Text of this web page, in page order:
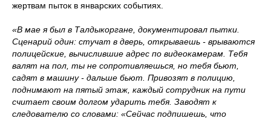
жертвам пыток в январских событиях.
«В мае я был в Талдыкоргане, документировал пытки.
Сценарий один: стучат в дверь, открываешь - врываются
полицейские, вычислившие адрес по видеокамерам. Тебя
валят на пол, ты не сопротивляешься, но тебя бьют,
садят в машину - дальше бьют. Привозят в полицию,
поднимают на пятый этаж, каждый сотрудник на пути
считает своим долгом ударить тебя. Заводят к
следователю со словами: «Сейчас подпишешь, что